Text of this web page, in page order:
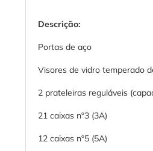
Descrição:
Portas de aço
Visores de vidro temperado
2 prateleiras reguláveis
21 caixas nº3 (3A)
12 caixas nº5 (5A)